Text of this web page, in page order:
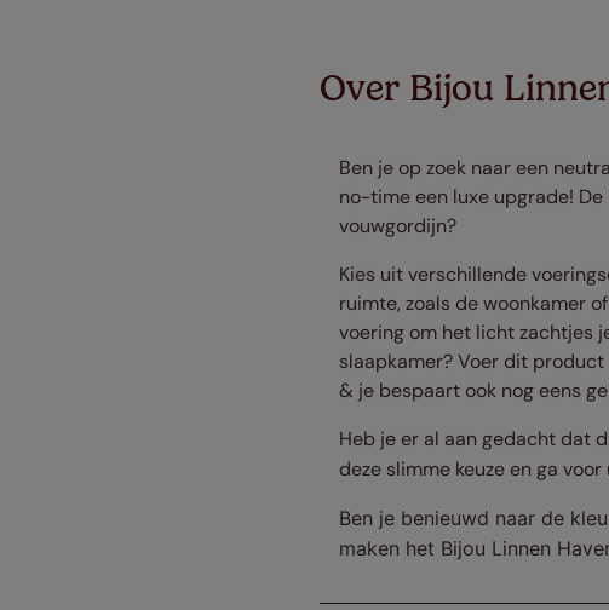
Over Bijou
Ben je op zoek naar een
no-time een luxe upgrade!
vouwgordijn?
Kies uit verschillende
ruimte, zoals de woonkamer
voering om het licht zachtjes
slaapkamer? Voer dit
& je bespaart ook nog eens
Heb je er al aan gedacht dat
deze slimme keuze en ga
Ben je benieuwd naar de
maken het Bijou Linnen